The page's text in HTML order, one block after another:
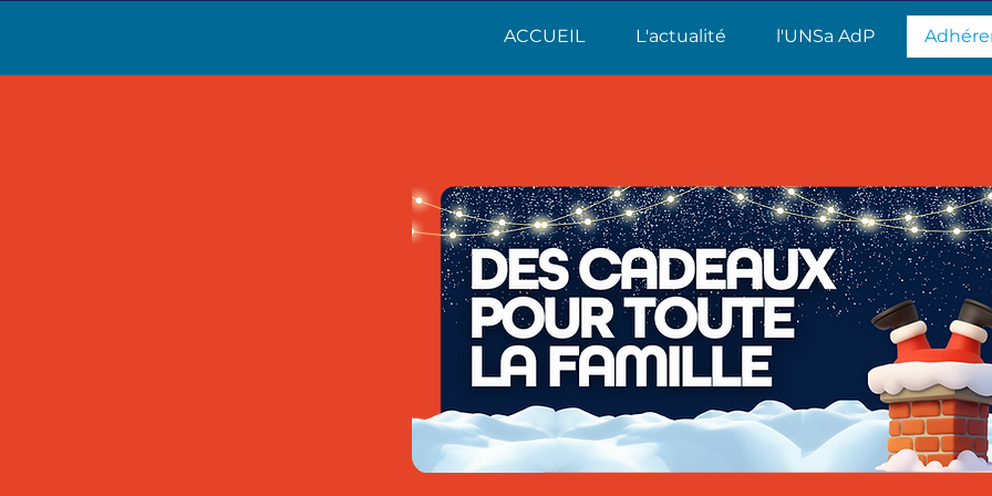
ACCUEIL L'actualité l'UNSa AdP